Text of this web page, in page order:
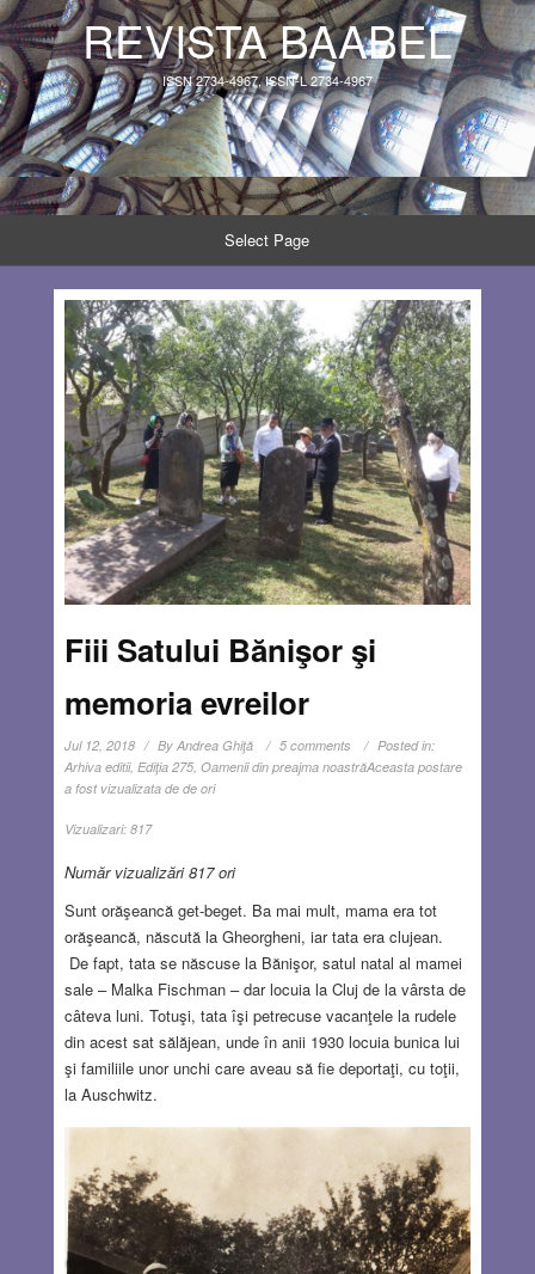
REVISTA BAABEL
ISSN 2734-4967, ISSN-L 2734-4967
Select Page
Fiii Satului Bănişor şi
memoria evreilor
Jul 12, 2018 By Andrea Ghiţă 5 comments
Posted in:
Arhiva editii, Ediţia 275, Oamenii din preajma noastrăAceasta postare
a fost vizualizata de de ori
Vizualizari: 817
Număr vizualizări 817 ori
Sunt orăşeancă get-beget. Ba mai mult, mama era tot
orăşeancă, născută la Gheorgheni, iar tata era clujean.
De fapt, tata se născuse la Bănişor, satul natal al mamei
sale – Malka Fischman – dar locuia la Cluj de la vârsta de
câteva luni. Totuşi, tata îşi petrecuse vacanţele la rudele
din acest sat sălăjean, unde în anii 1930 locuia bunica lui
şi familiile unor unchi care aveau să fie deportaţi, cu toţii,
la Auschwitz.